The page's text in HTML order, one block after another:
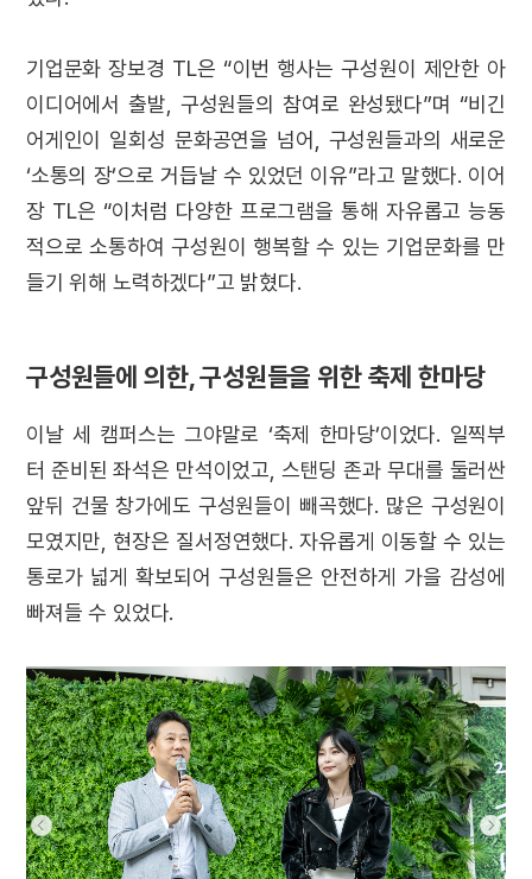
기업문화 장보경 TL은 “이번 행사는 구성원이 제안한 아
이디어에서 출발, 구성원들의 참여로 완성됐다”며 “비긴
어게인이 일회성 문화공연을 넘어, 구성원들과의 새로운
‘소통의 장’으로 거듭날 수 있었던 이유”라고 말했다. 이어
장 TL은 “이처럼 다양한 프로그램을 통해 자유롭고 능동
적으로 소통하여 구성원이 행복할 수 있는 기업문화를 만
들기 위해 노력하겠다”고 밝혔다.
구성원들에 의한, 구성원들을 위한 축제 한마당
이날 세 캠퍼스는 그야말로 ‘축제 한마당’이었다. 일찍부
터 준비된 좌석은 만석이었고, 스탠딩 존과 무대를 둘러싼
앞뒤 건물 창가에도 구성원들이 빼곡했다. 많은 구성원이
모였지만, 현장은 질서정연했다. 자유롭게 이동할 수 있는
통로가 넓게 확보되어 구성원들은 안전하게 가을 감성에
빠져들 수 있었다.